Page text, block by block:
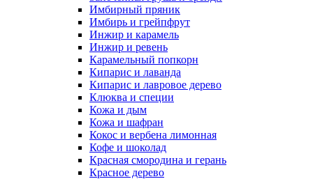
Имбирный пряник
Имбирь и грейпфрут
Инжир и карамель
Инжир и ревень
Карамельный попкорн
Кипарис и лаванда
Кипарис и лавровое дерево
Клюква и специи
Кожа и дым
Кожа и шафран
Кокос и вербена лимонная
Кофе и шоколад
Красная смородина и герань
Красное дерево